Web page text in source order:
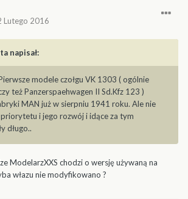
Lutego 2016
napisał:
modele czołgu VK 1303 ( ogólnie
też Panzerspaehwagen II Sd.Kfz 123 )
MAN już w sierpniu 1941 roku. Ale nie
i jego rozwój i idące za tym
długo..
ModelarzXXS chodzi o wersję używaną na
włazu nie modyfikowano ?